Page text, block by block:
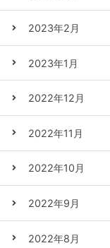
2023年2月
2023年1月
2022年12月
2022年11月
2022年10月
2022年9月
2022年8月